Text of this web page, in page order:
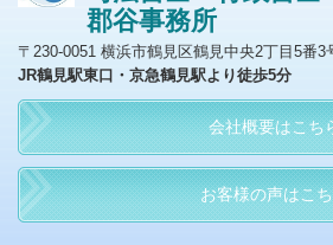
郡谷事務所
〒230-0051 横浜市鶴見区鶴見中央2丁目5番
JR鶴見駅東口・京急鶴見駅より徒歩5分
会社概要はこち
お客様の声はこ